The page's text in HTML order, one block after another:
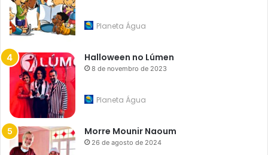
Planeta Água
Halloween no Lúmen
8 de novembro de 2023
Planeta Água
Morre Mounir Naoum
26 de agosto de 2024